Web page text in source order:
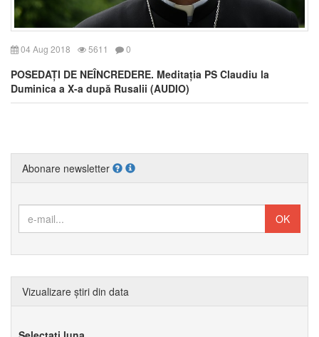
04 Aug 2018 5611 0
POSEDAȚI DE NEÎNCREDERE. Meditația PS Claudiu la
Duminica a X-a după Rusalii (AUDIO)
Abonare newsletter
Vizualizare știri din data